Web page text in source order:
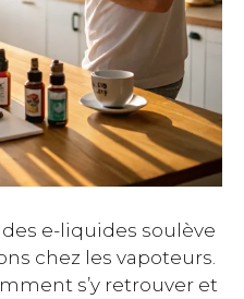
e-liquides soulève
chez les vapoteurs.
s’y retrouver et